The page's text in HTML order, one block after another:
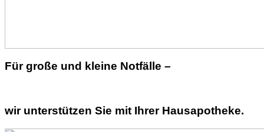
Für große und kleine Notfälle –
wir unterstützen Sie mit Ihrer Hausapotheke.